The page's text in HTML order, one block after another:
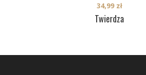
Twierdza
34,99 zł